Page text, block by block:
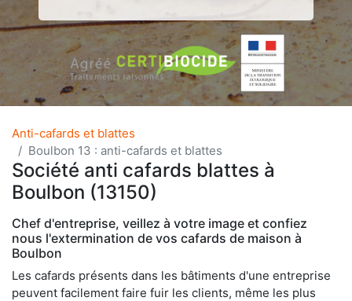
Anti-cafards et blattes
Boulbon 13 : anti-cafards et blattes
Société anti cafards blattes à
Boulbon (13150)
Chef d'entreprise, veillez à votre image et confiez
nous l'extermination de vos cafards de maison à
Boulbon
Les cafards présents dans les bâtiments d'une entreprise
peuvent facilement faire fuir les clients, même les plus